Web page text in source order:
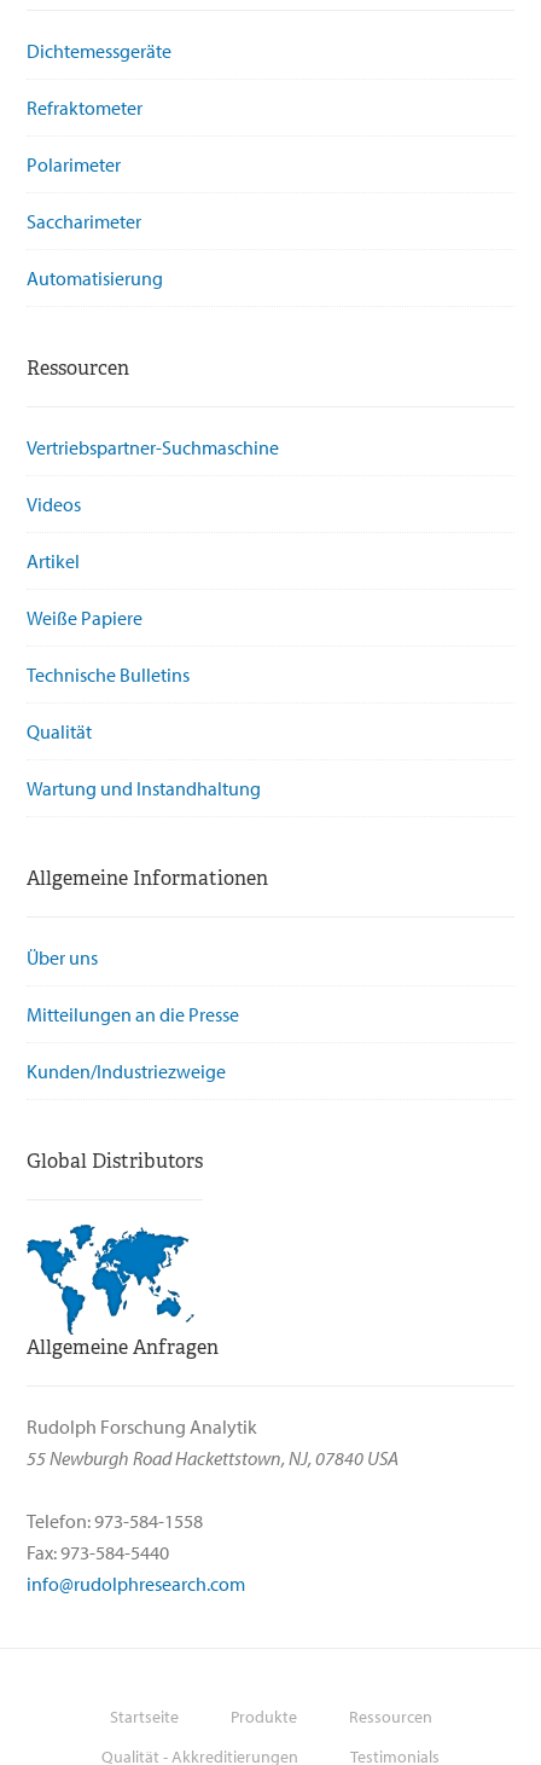
Dichtemessgeräte
Refraktometer
Polarimeter
Saccharimeter
Automatisierung
Ressourcen
Vertriebspartner-Suchmaschine
Videos
Artikel
Weiße Papiere
Technische Bulletins
Qualität
Wartung und Instandhaltung
Allgemeine Informationen
Über uns
Mitteilungen an die Presse
Kunden/Industriezweige
Global Distributors
Allgemeine Anfragen
Rudolph Forschung Analytik
55 Newburgh Road Hackettstown, NJ, 07840 USA
Telefon: 973-584-1558
Fax: 973-584-5440
info@rudolphresearch.com
Startseite Produkte
Ressourcen
Qualität - Akkreditierungen
Testimonials